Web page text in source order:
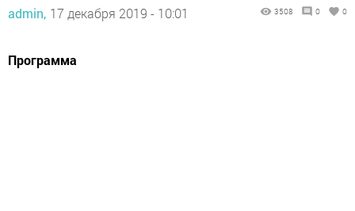
admin, 17 декабря 2019 - 10:01 3508 0 0
Программа